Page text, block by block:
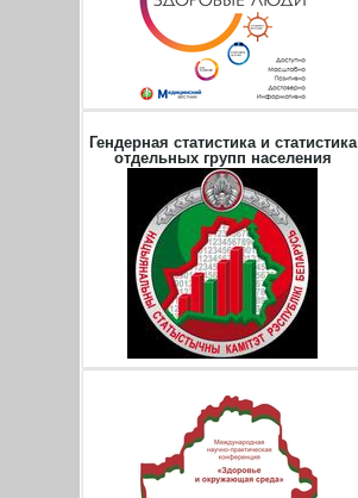
Гендерная статистика и статистика
отдельных групп населения